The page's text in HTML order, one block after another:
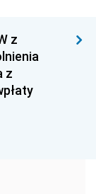
1994
1991
1988
z
z